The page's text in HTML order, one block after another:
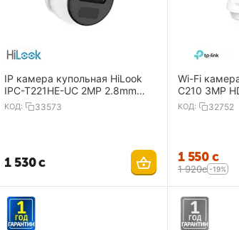
IP камера купольная HiLook
IPC-T221HE-UC 2MP 2.8mm
1920х1080 IR 20m Mic
КОД: 33573
1 530с
Wi-Fi
C210 3MP
2304×1296
mSD
КОД: 32752
1 550с
1 920с -19%